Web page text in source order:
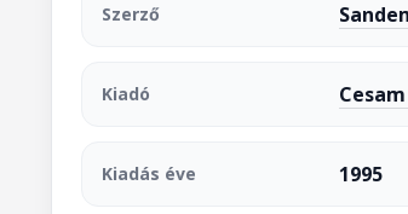
Szerző
Kiadó
Kiadás éve 1995